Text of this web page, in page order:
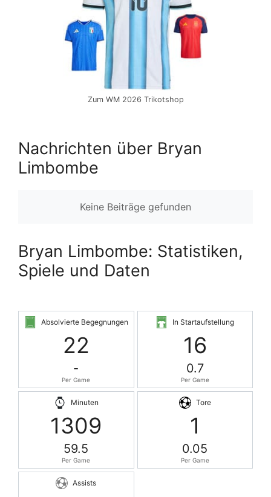
Zum WM 2026 Trikotshop
Nachrichten über Bryan
Limbombe
Keine Beiträge gefunden
Bryan Limbombe: Statistiken,
Spiele und Daten
Absolvierte Begegnungen
22
-
Per Game
In Startaufstellung
16
0.7
Per Game
Minuten
1309
59.5
Per Game
Tore
1
0.05
Per Game
Assists